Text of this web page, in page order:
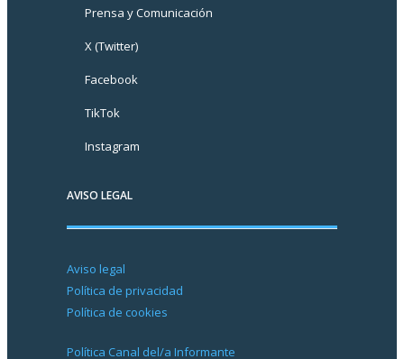
Prensa y Comunicación
X (Twitter)
Facebook
TikTok
Instagram
AVISO LEGAL
Aviso legal
Política de privacidad
Política de cookies
Política Canal del/a Informante